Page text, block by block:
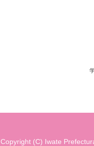
Copyright (C) Iwate